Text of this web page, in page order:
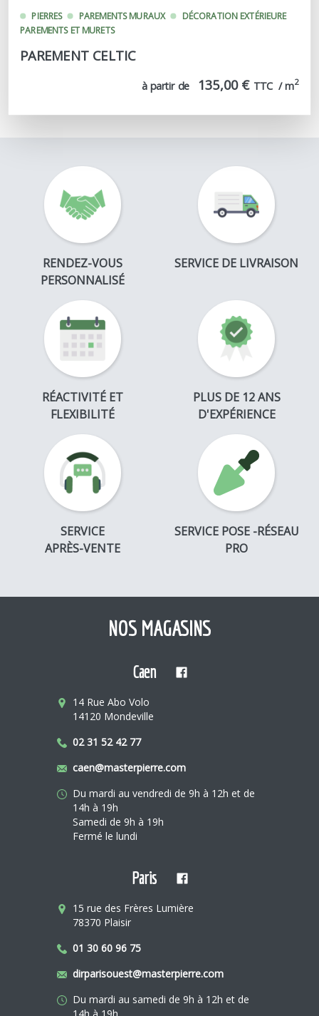
PIERRES PAREMENTS MURAUX DÉCORATION EXTÉRIEURE
PAREMENTS ET MURETS
PAREMENT CELTIC
à partir de 135,00 € TTC  / m2
RENDEZ-VOUS
PERSONNALISÉ
SERVICE DE LIVRAISON
RÉACTIVITÉ ET
FLEXIBILITÉ
PLUS DE 12 ANS
D'EXPÉRIENCE
SERVICE
APRÈS-VENTE
SERVICE POSE -RÉSEAU
PRO
NOS MAGASINS
Caen
14 Rue Abo Volo
14120 Mondeville
02 31 52 42 77
caen@masterpierre.com
Du mardi au vendredi de 9h à 12h et de
14h à 19h
Samedi de 9h à 19h
Fermé le lundi
Paris
15 rue des Frères Lumière
78370 Plaisir
01 30 60 96 75
dirparisouest@masterpierre.com
Du mardi au samedi de 9h à 12h et de